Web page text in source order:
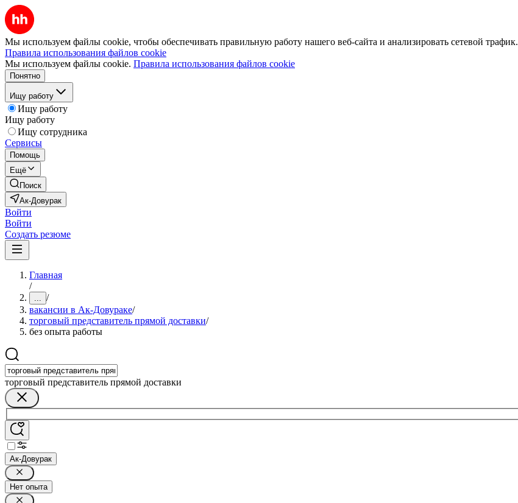
Мы используем файлы cookie, чтобы обеспечивать правильную работу нашего веб-сайта и анализировать сетевой трафик.
Правила использования файлов cookie
Мы используем файлы cookie. Правила использования файлов cookie
Понятно
Ищу работу
Ищу работу
Ищу работу
Ищу сотрудника
Сервисы
Помощь
Ещё
Поиск
Ак-Довурак
Войти
Войти
Создать резюме
Главная
/
... /
вакансии в Ак-Довураке/
торговый представитель прямой доставки/
без опыта работы
торговый представитель прямой доставки
Ак-Довурак
Нет опыта